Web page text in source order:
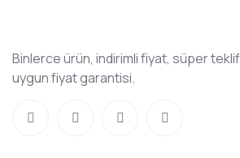
Binlerce ürün, indirimli fiyat, süper
uygun fiyat garantisi.